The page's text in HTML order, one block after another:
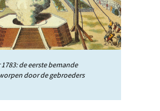
de eerste bemande
door de gebroeders